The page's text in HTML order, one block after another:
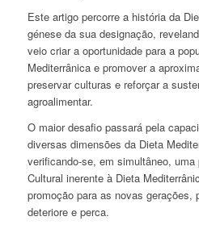
Este artigo percorre a história da
génese da sua designação,
veio criar a oportunidade para a
Mediterrânica e promover a
preservar culturas e reforçar a
agroalimentar.
O maior desafio passará pela
diversas dimensões da Dieta
verificando-se, em simultâneo,
Cultural inerente à Dieta
promoção para as novas gerações,
deteriore e perca.